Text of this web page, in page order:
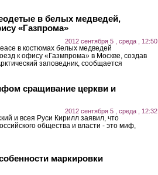
в белых медведей,
«Газпрома»
2012 сентября 5 , среда , 12:50
в костюмах белых медведей
к офису «Газмпрома» в Москве, создав
заповедник, сообщается
сращивание церкви и
2012 сентября 5 , среда , 12:32
и всея Руси Кирилл заявил, что
общества и власти - это миф,
маркировки